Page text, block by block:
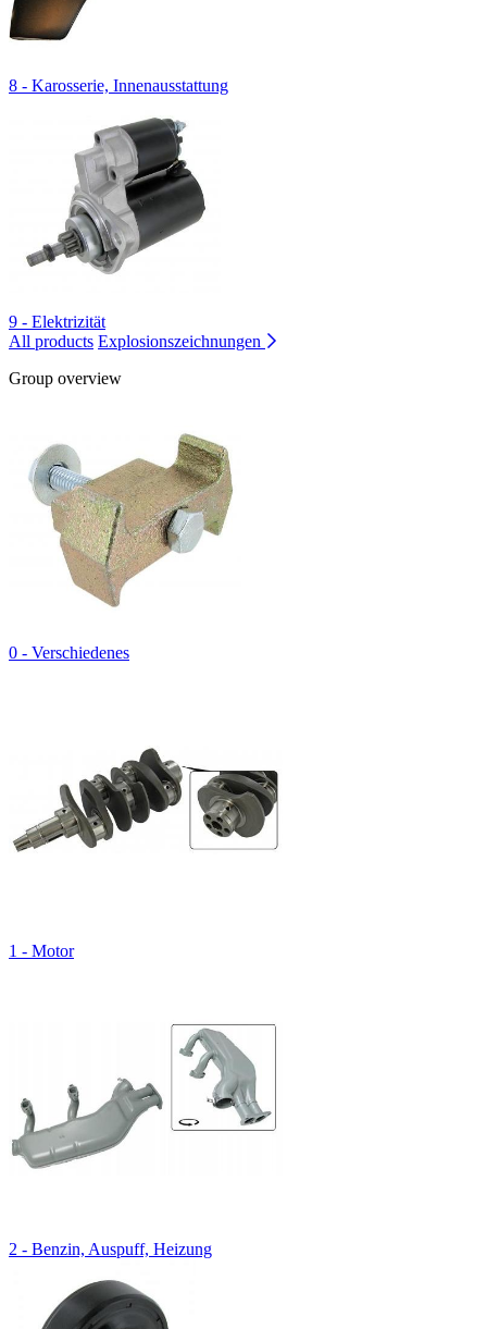
8 - Karosserie, Innenausstattung
9 - Elektrizität
All products Explosionszeichnungen
Group overview
0 - Verschiedenes
1 - Motor
2 - Benzin, Auspuff, Heizung